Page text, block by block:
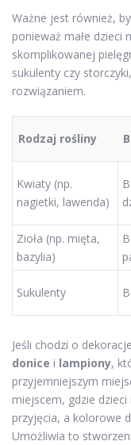
Ważne jest również,
ponieważ małe dzieci
skomplikowanej
sukulenty czy
rozwiązaniem.
Rodzaj rośliny
Kwiaty (np.
nagietki, lawenda)
Zioła (np. mięta,
bazylia)
Sukulenty
Jeśli chodzi o
donice i lampiony,
przyjemniejszym
miejscem, gdzie
przyjęcia, a kolorowe
Umożliwia to